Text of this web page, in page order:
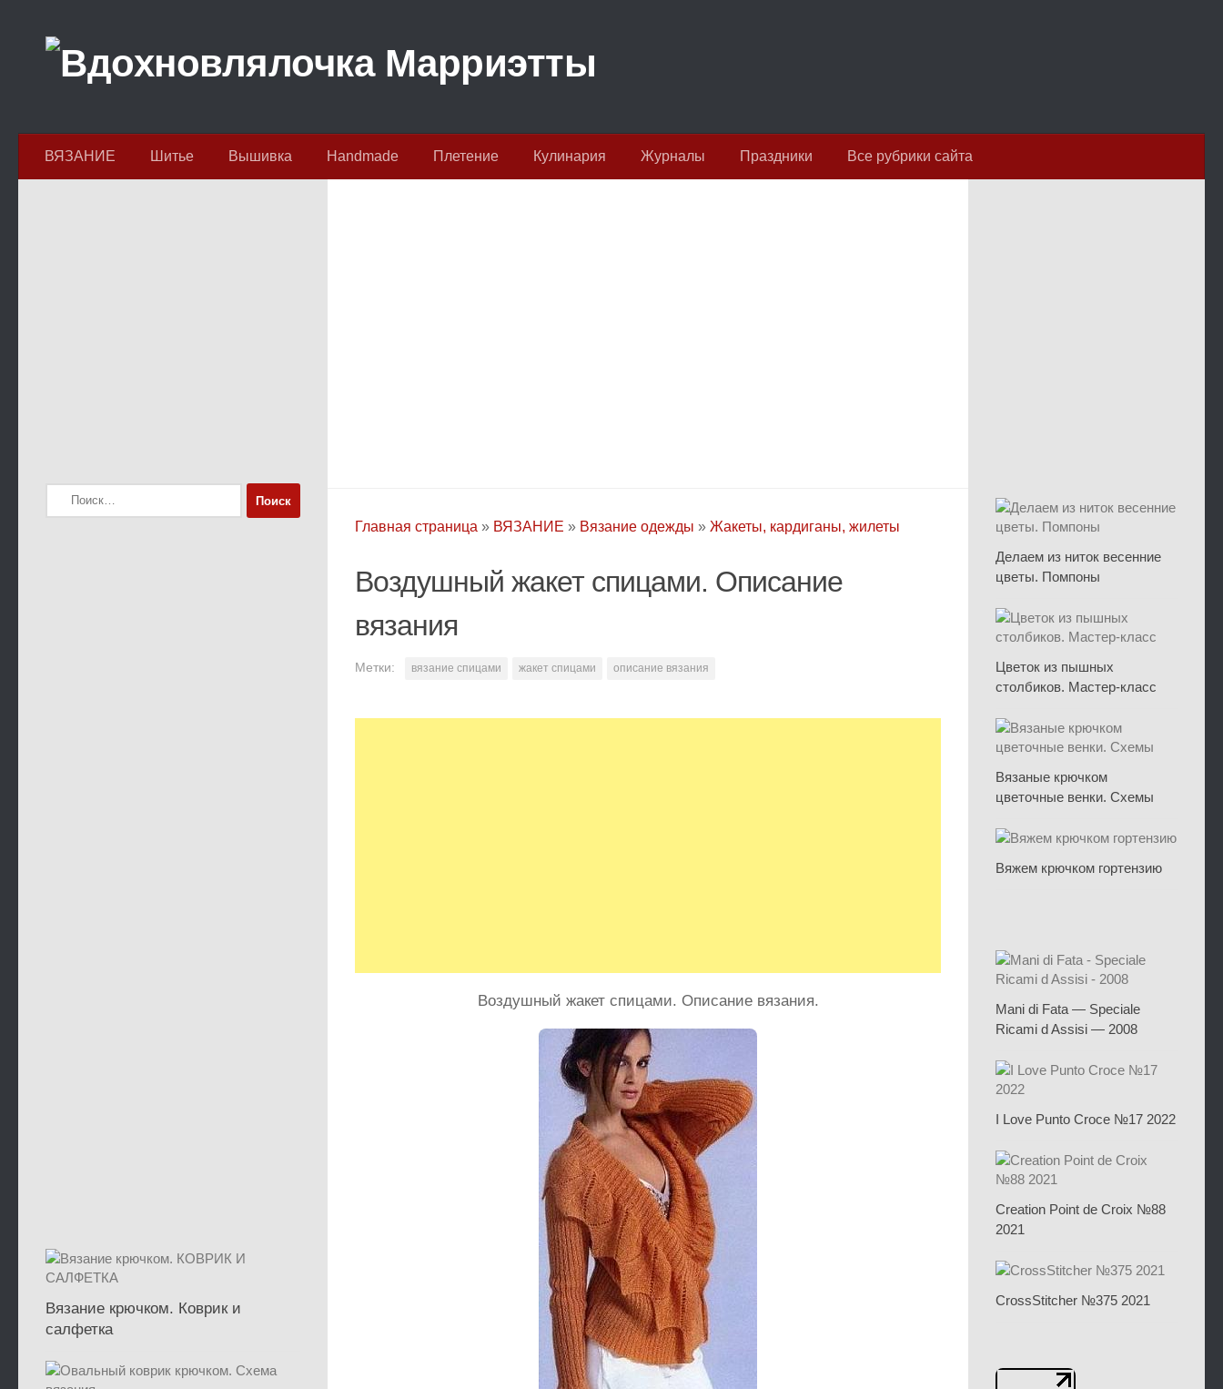
ВЯЗАНИЕ Шитье Вышивка Handmade Плетение Кулинария Журналы Праздники Все рубрики сайта
Главная страница » ВЯЗАНИЕ » Вязание одежды » Жакеты, кардиганы, жилеты
Воздушный жакет спицами. Описание
вязания
Метки: вязание спицами жакет спицами описание вязания
Воздушный жакет спицами. Описание вязания.
Найти:
Вязание крючком. Коврик и
салфетка
Делаем из ниток весенние
цветы. Помпоны
Цветок из пышных
столбиков. Мастер-класс
Вязаные крючком
цветочные венки. Схемы
Вяжем крючком гортензию
Mani di Fata — Speciale
Ricami d Assisi — 2008
I Love Punto Croce №17 2022
Creation Point de Croix №88
2021
CrossStitcher №375 2021